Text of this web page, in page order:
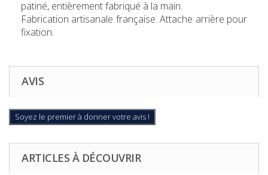
patiné, entièrement fabriqué à la main.
Fabrication artisanale française. Attache arrière pour
fixation.
AVIS
Soyez le premier à donner votre avis !
ARTICLES À DÉCOUVRIR